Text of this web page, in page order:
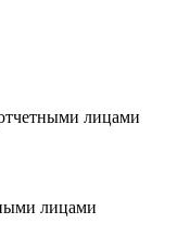
лицами
лицами